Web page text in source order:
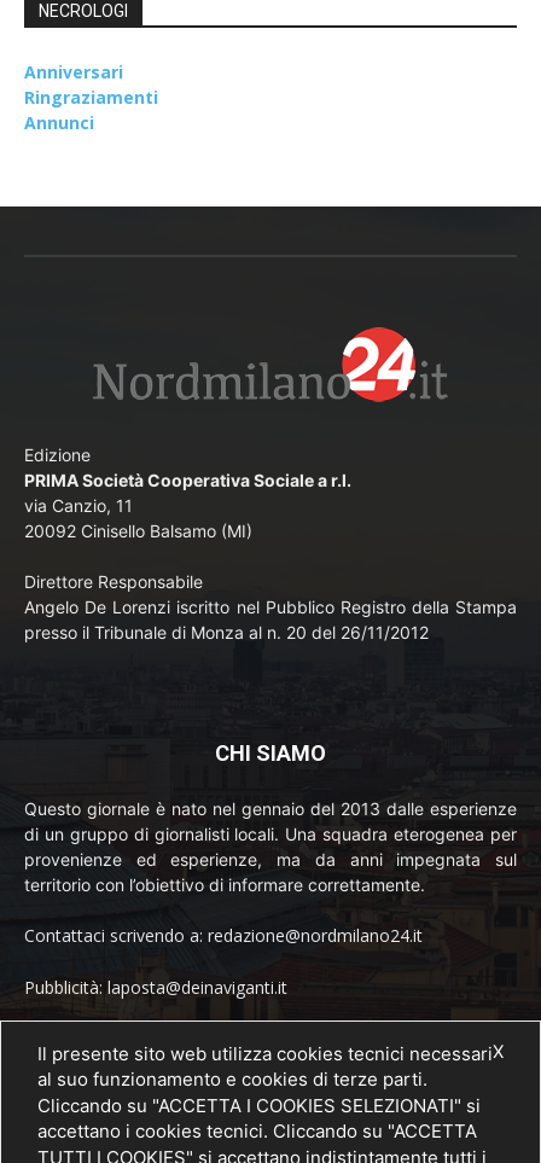
NECROLOGI
Anniversari
Ringraziamenti
Annunci
Edizione
PRIMA Società Cooperativa Sociale a r.l.
via Canzio, 11
20092 Cinisello Balsamo (MI)
Direttore Responsabile
Angelo De Lorenzi iscritto nel Pubblico Registro della Stampa
presso il Tribunale di Monza al n. 20 del 26/11/2012
CHI SIAMO
Questo giornale è nato nel gennaio del 2013 dalle esperienze
di un gruppo di giornalisti locali. Una squadra eterogenea per
provenienze ed esperienze, ma da anni impegnata sul
territorio con l’obiettivo di informare correttamente.
Contattaci scrivendo a: redazione@nordmilano24.it
Pubblicità: laposta@deinaviganti.it
SEGUICI
X
Il presente sito web utilizza cookies tecnici necessari
al suo funzionamento e cookies di terze parti.
Cliccando su "ACCETTA I COOKIES SELEZIONATI" si
accettano i cookies tecnici. Cliccando su "ACCETTA
TUTTI I COOKIES" si accettano indistintamente tutti i